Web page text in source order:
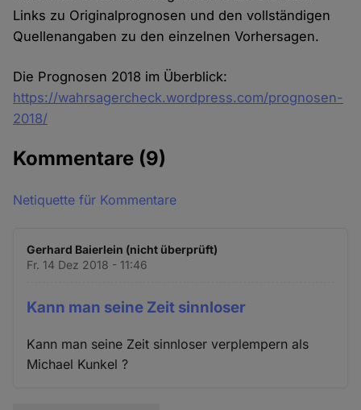
Links zu Originalprognosen und den vollständigen
Quellenangaben zu den einzelnen Vorhersagen.
Die Prognosen 2018 im Überblick:
https://wahrsagercheck.wordpress.com/prognosen-
2018/
Kommentare (9)
Netiquette für Kommentare
Gerhard Baierlein (nicht überprüft)
Fr. 14 Dez 2018 - 11:46
Kann man seine Zeit sinnloser
Kann man seine Zeit sinnloser verplempern als
Michael Kunkel ?